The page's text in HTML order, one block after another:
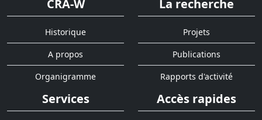
CRA-W
Historique
A propos
Organigramme
La recherche
Projets
Publications
Rapports d'activité
Services Accès rapides